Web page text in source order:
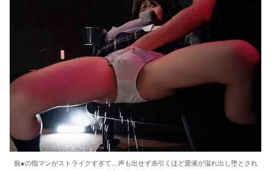
痴●の指マンがストライクすぎて…声も出せず糸引くほど愛液が溢れ出し堕とされ